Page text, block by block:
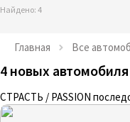
Найдено: 4
Главная Все
4 новых автомобиля
СТРАСТЬ / PASSION